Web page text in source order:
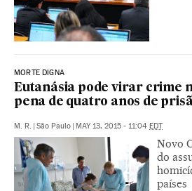
MORTE DIGNA
Eutanásia pode virar crime
pena de quatro anos de
M. R. | São Paulo | MAY 13, 2015 - 11:04 EDT
Novo
do
países